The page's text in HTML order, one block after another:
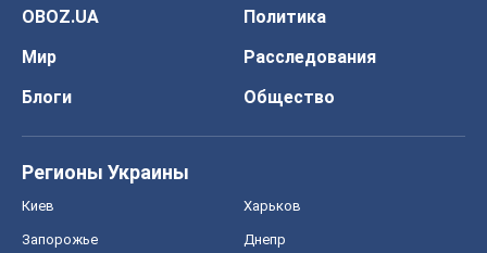
OBOZ.UA
Политика
Мир
Расследования
Блоги
Общество
Регионы Украины
Киев Харьков
Запорожье Днепр